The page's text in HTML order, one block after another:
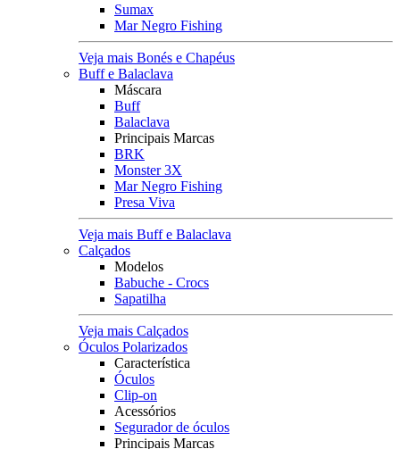
Sumax
Mar Negro Fishing
Veja mais Bonés e Chapéus
Buff e Balaclava
Máscara
Buff
Balaclava
Principais Marcas
BRK
Monster 3X
Mar Negro Fishing
Presa Viva
Veja mais Buff e Balaclava
Calçados
Modelos
Babuche - Crocs
Sapatilha
Veja mais Calçados
Óculos Polarizados
Característica
Óculos
Clip-on
Acessórios
Segurador de óculos
Principais Marcas